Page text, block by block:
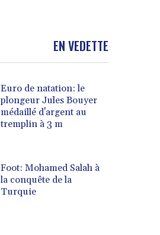
EN VEDETTE
Euro de natation: le
plongeur Jules Bouyer
médaillé d'argent au
tremplin à 3 m
Foot: Mohamed Salah à
la conquête de la
Turquie